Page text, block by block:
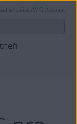
se k účtu AVG Account